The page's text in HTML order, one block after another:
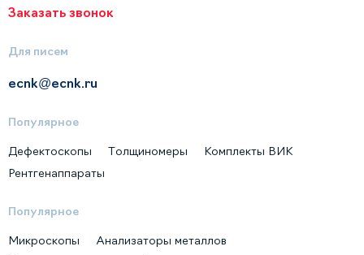
Заказать звонок
Для писем
ecnk@ecnk.ru
Популярное
Дефектоскопы Толщиномеры
Комплекты ВИК
Рентгенаппараты
Популярное
Микроскопы
Анализаторы металлов